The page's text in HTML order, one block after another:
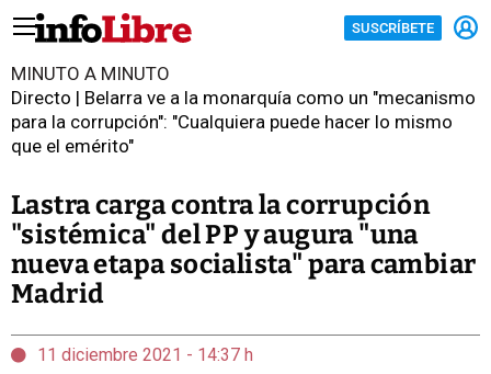
SUSCRÍBETE
MINUTO A MINUTO
Directo | Belarra ve a la monarquía como un "mecanismo
para la corrupción": "Cualquiera puede hacer lo mismo
que el emérito"
Lastra carga contra la corrupción
"sistémica" del PP y augura "una
nueva etapa socialista" para cambiar
Madrid
11 diciembre 2021 - 14:37 h